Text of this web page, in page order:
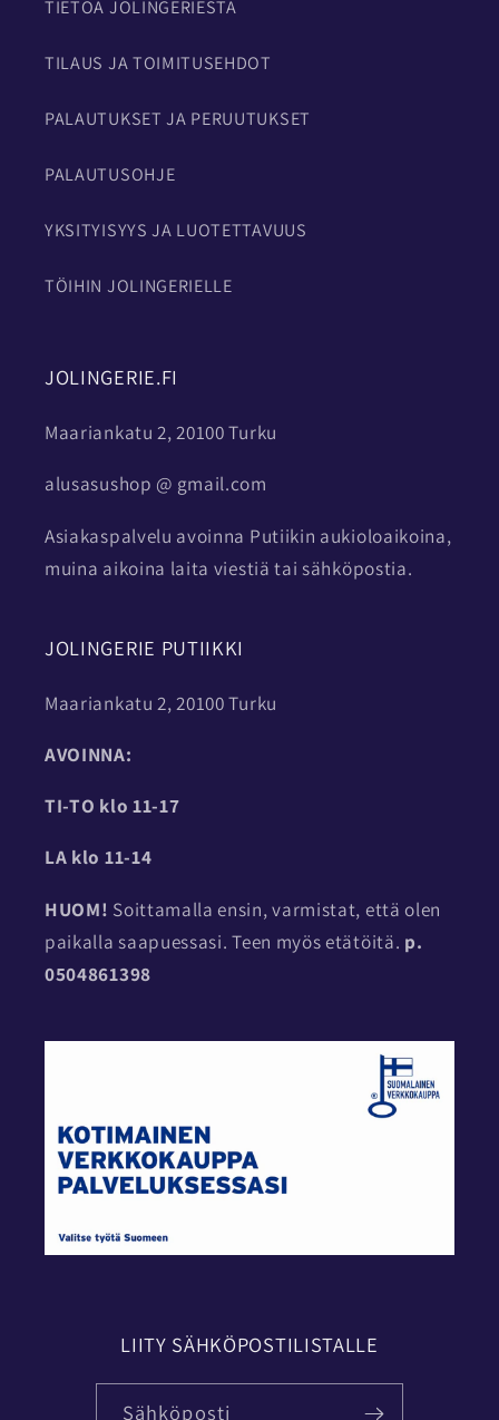
TIETOA JOLINGERIESTA
TILAUS JA TOIMITUSEHDOT
PALAUTUKSET JA PERUUTUKSET
PALAUTUSOHJE
YKSITYISYYS JA LUOTETTAVUUS
TÖIHIN JOLINGERIELLE
JOLINGERIE.FI
Maariankatu 2, 20100 Turku
alusasushop @ gmail.com
Asiakaspalvelu avoinna Putiikin aukioloaikoina,
muina aikoina laita viestiä tai sähköpostia.
JOLINGERIE PUTIIKKI
Maariankatu 2, 20100 Turku
AVOINNA:
TI-TO klo 11-17
LA klo 11-14
HUOM! Soittamalla ensin, varmistat, että olen
paikalla saapuessasi. Teen myös etätöitä. p.
0504861398
LIITY SÄHKÖPOSTILISTALLE
Sähköposti